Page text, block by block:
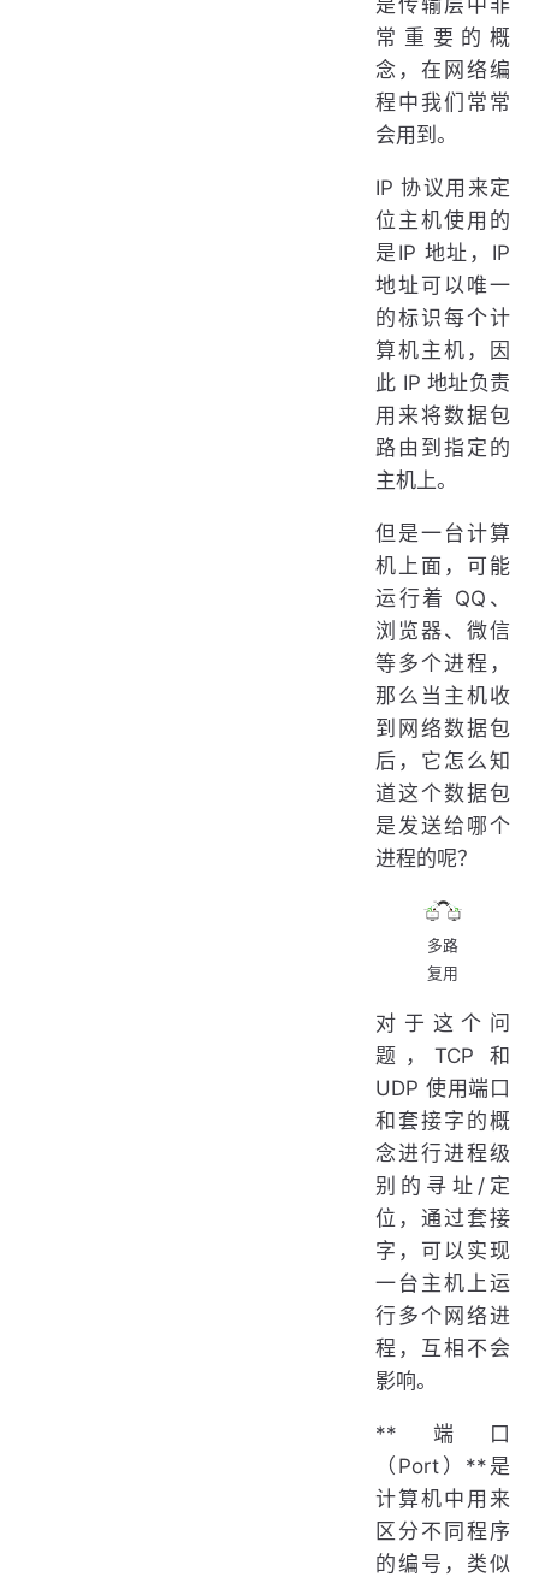
常重要的概
念，在网络编
程中我们常常
会用到。
IP 协议用来定
位主机使用的
是IP 地址，IP
地址可以唯一
的标识每个计
算机主机，因
此 IP 地址负责
用来将数据包
路由到指定的
主机上。
但是一台计算
机上面，可能
运行着 QQ、
浏览器、微信
等多个进程，
那么当主机收
到网络数据包
后，它怎么知
道这个数据包
是发送给哪个
进程的呢？
多路
复用
对于这个问
题，TCP 和
UDP 使用端口
和套接字的概
念进行进程级
别的寻址/定
位，通过套接
字，可以实现
一台主机上运
行多个网络进
程，互相不会
影响。
**端口
（Port）**是
计算机中用来
区分不同程序
的编号，类似